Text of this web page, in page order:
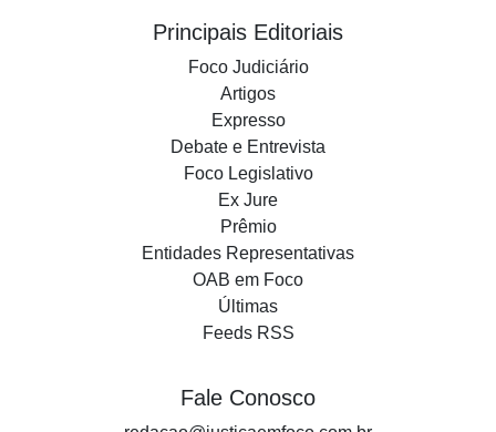
Principais Editoriais
Foco Judiciário
Artigos
Expresso
Debate e Entrevista
Foco Legislativo
Ex Jure
Prêmio
Entidades Representativas
OAB em Foco
Últimas
Feeds RSS
Fale Conosco